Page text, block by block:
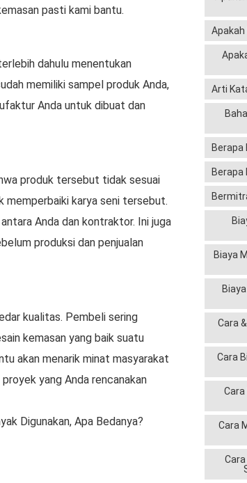
pasti kami bantu.
dahulu menentukan
memiliki sampel produk Anda,
Anda untuk dibuat dan
produk tersebut tidak sesuai
memperbaiki karya seni tersebut.
Anda dan kontraktor. Ini juga
produksi dan penjualan
kualitas. Pembeli sering
kemasan yang baik suatu
akan menarik minat masyarakat
yang Anda rencanakan
Digunakan, Apa Bedanya?
Arti
Berapa
Berapa
Biaya
Cara
Cara
Cara